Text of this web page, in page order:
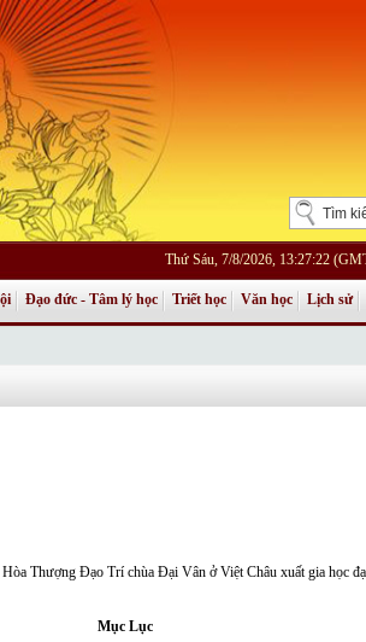
Thứ Sáu, 7/8/2026, 13:27:22
Đạo đức - Tâm lý học Triết học Văn học Lịch sử
Thượng Đạo Trí chùa Đại Vân ở Việt Châu xuất gia học
Mục Lục